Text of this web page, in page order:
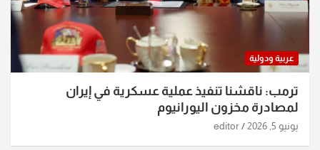
عربية ودولية
ترمب: ناقشنا تنفيذ عملية عسكرية في إيران
لمصادرة مخزون اليورانيوم
يونيو 5, 2026 editor